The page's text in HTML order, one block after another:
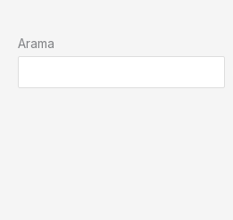
Arama